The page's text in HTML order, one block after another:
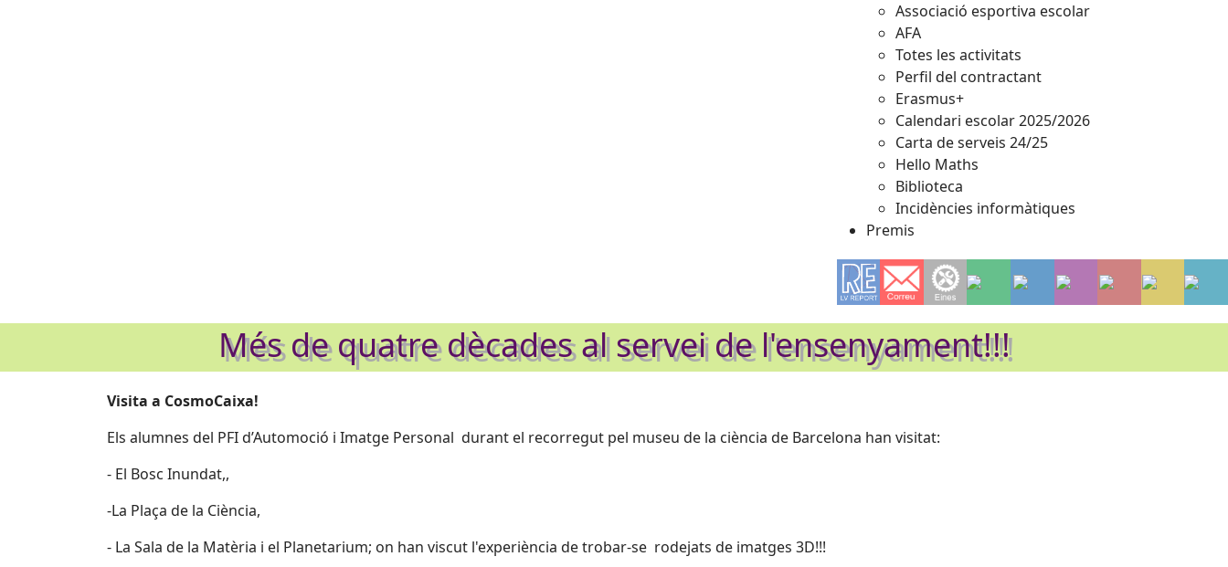
Associació esportiva escolar
AFA
Totes les activitats
Perfil del contractant
Erasmus+
Calendari escolar 2025/2026
Carta de serveis 24/25
Hello Maths
Biblioteca
Incidències informàtiques
Premis
Més de quatre dècades al servei de l'ensenyament!!!
Visita a CosmoCaixa!
Els alumnes del PFI d’Automoció i Imatge Personal durant el recorregut pel museu de la ciència de Barcelona han visitat:
- El Bosc Inundat,,
-La Plaça de la Ciència,
- La Sala de la Matèria i el Planetarium; on han viscut l'experiència de trobar-se rodejats de imatges 3D!!!